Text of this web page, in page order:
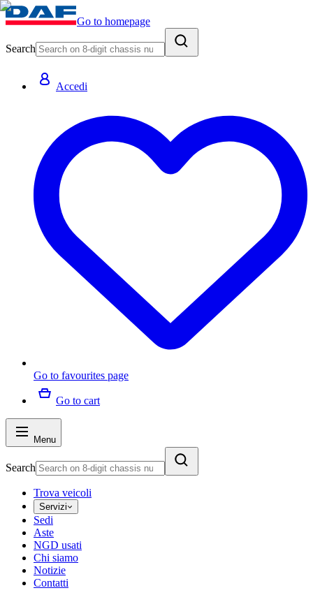
Go to homepage
Search
Accedi
Go to favourites page
Go to cart
Menu
Search
Trova veicoli
Servizi
Sedi
Aste
NGD usati
Chi siamo
Notizie
Contatti